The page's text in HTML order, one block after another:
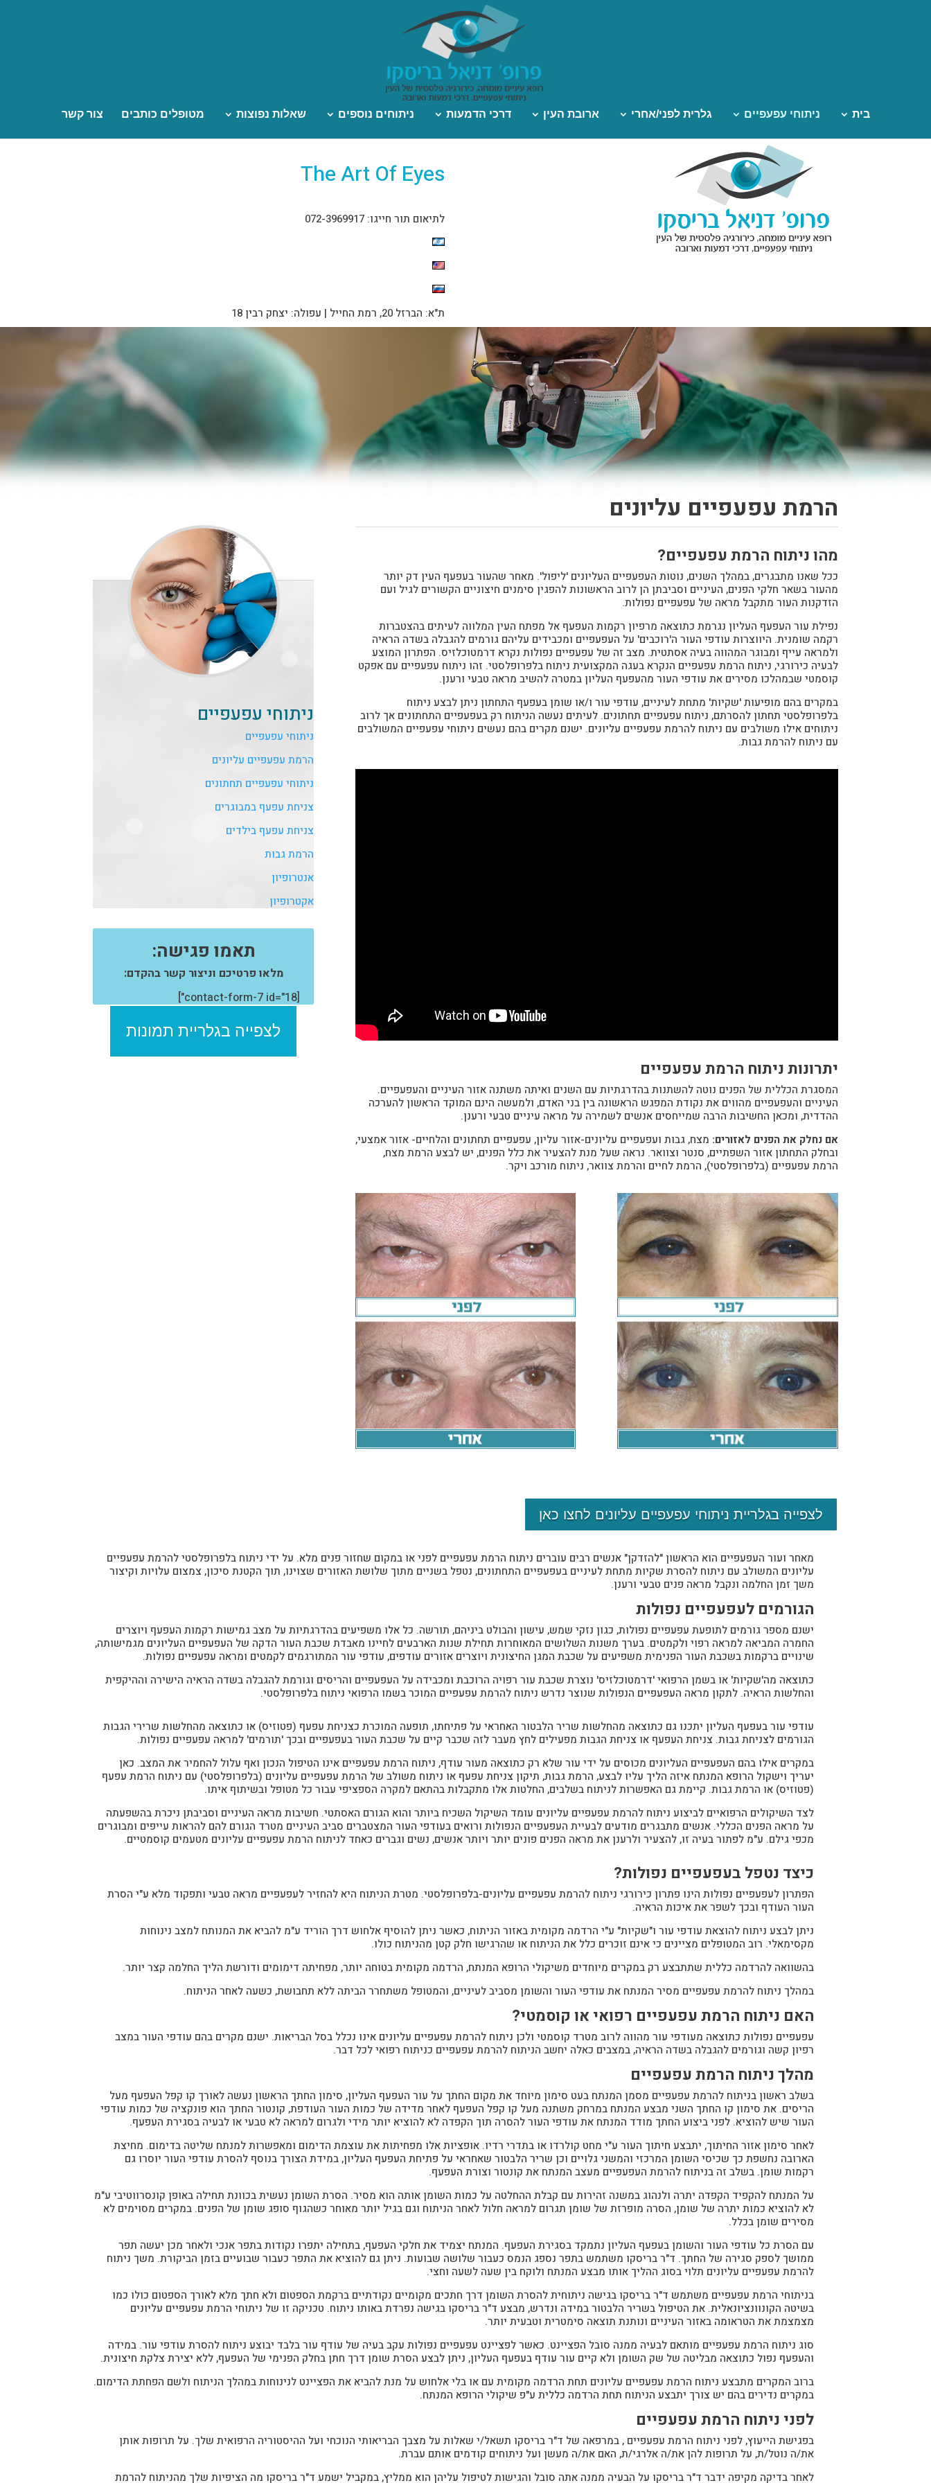
בית ניתוחי עפעפיים גלרית לפני/אחרי ארובת העין דרכי הדמעות ניתוחים נוספים שאלות נפוצות מטופלים כותבים צור קשר
The Art Of Eyes
לתיאום תור חייגו: 072-3969917
ת"א: הברזל 20, רמת החייל | עפולה: יצחק רבין 18
ניתוחי עפעפיים
ניתוחי עפעפיים
הרמת עפעפיים עליונים
ניתוחי עפעפיים תחתונים
צניחת עפעף במבוגרים
צניחת עפעף בילדים
הרמת גבות
אנטרופיון
אקטרופיון
תאמו פגישה:
מלאו פרטיכם וניצור קשר בהקדם:
[contact-form-7 id="18"]
לצפייה בגלריית תמונות
הרמת עפעפיים עליונים
מהו ניתוח הרמת עפעפיים?
ככל שאנו מתבגרים, במהלך השנים, נוטות העפעפיים העליונים 'ליפול'. מאחר שהעור בעפעף העין דק יותר
מהעור בשאר חלקי הפנים, העיניים וסביבתן הן לרוב הראשונות להפגין סימנים חיצוניים הקשורים לגיל ועם
הזדקנות העור מתקבל מראה של עפעפיים נפולות.
נפילת עור העפעף העליון נגרמת כתוצאה מרפיון רקמות העפעף אל מפתח העין המלווה לעיתים בהצטברות
רקמה שומנית. היווצרות עודפי העור ה'רוכבים' על העפעפיים ומכבידים עליהם גורמים להגבלה בשדה הראיה
ולמראה עייף ומבוגר המהווה בעיה אסתטית. מצב זה של עפעפיים נפולות נקרא דרמטוכלזיס. הפתרון המוצע
לבעיה כירורגי, ניתוח הרמת עפעפיים הנקרא בעגה המקצועית ניתוח בלפרופלסטי. זהו ניתוח עפעפיים עם אפקט
קוסמטי שבמהלכו מסירים את עודפי העור מהעפעף העליון במטרה להשיב מראה טבעי ורענן.
במקרים בהם מופיעות 'שקיות' מתחת לעיניים, עודפי עור ו/או שומן בעפעף התחתון ניתן לבצע ניתוח
בלפרופלסטי תחתון להסרתם, ניתוח עפעפיים תחתונים. לעיתים נעשה הניתוח רק בעפעפיים התחתונים אך לרוב
ניתוחים אילו משולבים עם ניתוח להרמת עפעפיים עליונים. ישנם מקרים בהם נעשים ניתוחי עפעפיים המשולבים
עם ניתוח להרמת גבות.
יתרונות ניתוח הרמת עפעפיים
המסגרת הכללית של הפנים נוטה להשתנות בהדרגתיות עם השנים ואיתה משתנה אזור העיניים והעפעפיים.
העיניים והעפעפיים מהווים את נקודת המפגש הראשונה בין בני האדם, ולמעשה הינם המוקד הראשון להערכה
ההדדית, ומכאן החשיבות הרבה שמייחסים אנשים לשמירה על מראה עיניים טבעי ורענן.
אם נחלק את הפנים לאזורים: מצח, גבות ועפעפיים עליונים-אזור עליון, עפעפיים תחתונים והלחיים- אזור אמצעי,
ובחלק התחתון אזור השפתיים, סנטר וצוואר. נראה שעל מנת להצעיר את כלל הפנים, יש לבצע הרמת מצח,
הרמת עפעפיים (בלפרופלסטי), הרמת לחיים והרמת צוואר, ניתוח מורכב ויקר.
לצפייה בגלריית ניתוחי עפעפיים עליונים לחצו כאן
מאחר ועור העפעפיים הוא הראשון "להזדקן" אנשים רבים עוברים ניתוח הרמת עפעפיים לפני או במקום שחזור פנים מלא. על ידי ניתוח בלפרופלסטי להרמת עפעפיים
עליונים המשולב עם ניתוח להסרת שקיות מתחת לעיניים בעפעפיים התחתונים, נטפל בשניים מתוך שלושת האזורים שצוינו, תוך הקטנת סיכון, צמצום עלויות וקיצור
משך זמן החלמה ונקבל מראה פנים טבעי ורענן.
הגורמים לעפעפיים נפולות
ישנם מספר גורמים לתופעת עפעפיים נפולות, כגון נזקי שמש, עישון והבולט ביניהם, תורשה. כל אלו משפיעים בהדרגתיות על מצב גמישות רקמות העפעף ויוצרים
החמרה המביאה למראה רפוי ולקמטים. בערך משנות השלושים המאוחרות תחילת שנות הארבעים לחיינו מאבדת שכבת העור הדקה של העפעפיים העליונים מגמישותה,
שינויים ברקמות בשכבת העור הפנימית משפיעים על שכבת המגן החיצונית ויוצרים אזורים עודפים, עודפי עור המתורגמים לקמטים ומראה עפעפיים נפולות.
כתוצאה מה'שקיות' או בשמן הרפואי 'דרמטוכלזיס' נוצרת שכבת עור רפויה הרוכבת ומכבידה על העפעפיים והריסים וגורמת להגבלה בשדה הראיה הישירה וההיקפית
והחלשות הראיה. לתקון מראה העפעפיים הנפולות שנוצר נדרש ניתוח להרמת עפעפיים המוכר בשמו הרפואי ניתוח בלפרופלסטי.
עודפי עור בעפעף העליון יתכנו גם כתוצאה מהחלשות שריר הלבטור האחראי על פתיחתו, תופעה המוכרת כצניחת עפעף (פטוזיס) או כתוצאה מהחלשות שרירי הגבות
הגורמים לצניחת גבות. צניחת העפעף או צניחת הגבות מפעילים לחץ מעבר לזה שכבר קיים על שכבת העור בעפעפיים ובכך 'תורמים' למראה עפעפיים נפולות.
במקרים אילו בהם העפעפיים העליונים מכוסים על ידי עור שלא רק כתוצאה מעור עודף, ניתוח הרמת עפעפיים אינו הטיפול הנכון ואף עלול להחמיר את המצב. כאן
יעריך וישקול הרופא המנתח איזה הליך עליו לבצע, הרמת גבות, תיקון צניחת עפעף או ניתוח משולב של הרמת עפעפיים עליונים (בלפרופלסטי) עם ניתוח הרמת עפעף
(פטוזיס) או הרמת גבות. קיימת גם האפשרות לניתוח בשלבים, החלטות אלו מתקבלות בהתאם למקרה הספציפי עבור כל מטופל ובשיתוף איתו.
לצד השיקולים הרפואיים לביצוע ניתוח להרמת עפעפיים עליונים עומד השיקול השכיח ביותר והוא הגורם האסתטי. חשיבות מראה העיניים וסביבתן ניכרת בהשפעתה
על מראה הפנים הכללי. אנשים מתבגרים מודעים לבעיית העפעפיים הנפולות ורואים בעודפי העור המצטברים סביב העיניים מטרד הגורם להם להראות עייפים ומבוגרים
מכפי גילם. ע"מ לפתור בעיה זו, להצעיר ולרענן את מראה הפנים פונים יותר ויותר אנשים, נשים וגברים כאחד לניתוח הרמת עפעפיים עליונים מטעמים קוסמטיים.
כיצד נטפל בעפעפיים נפולות?
הפתרון לעפעפיים נפולות הינו פתרון כירורגי ניתוח להרמת עפעפיים עליונים-בלפרופלסטי. מטרת הניתוח היא להחזיר לעפעפיים מראה טבעי ותפקוד מלא ע"י הסרת
העור העודף ובכך לשפר את איכות הראיה.
ניתן לבצע ניתוח להוצאת עודפי עור ו"שקיות" ע"י הרדמה מקומית באזור הניתוח, כאשר ניתן להוסיף אלחוש דרך הוריד ע"מ להביא את המנותח למצב נינוחות
מקסימאלי. רוב המטופלים מציינים כי אינם זוכרים כלל את הניתוח או שהרגישו חלק קטן מהניתוח כולו.
בהשוואה להרדמה כללית שתתבצע רק במקרים מיוחדים משיקולי הרופא המנתח, הרדמה מקומית בטוחה יותר, מפחיתה דימומים ודורשת הליך החלמה קצר יותר.
במהלך ניתוח להרמת עפעפיים מסיר המנתח את עודפי העור והשומן מסביב לעיניים, והמטופל משתחרר הביתה ללא תחבושת, כשעה לאחר הניתוח.
האם ניתוח הרמת עפעפיים רפואי או קוסמטי?
עפעפיים נפולות כתוצאה מעודפי עור מהווה לרוב מטרד קוסמטי ולכן ניתוח להרמת עפעפיים עליונים אינו נכלל בסל הבריאות. ישנם מקרים בהם עודפי העור במצב
רפיון קשה וגורמים להגבלה בשדה הראיה, במצבים כאלה יחשב הניתוח להרמת עפעפיים כניתוח רפואי לכל דבר.
מהלך ניתוח הרמת עפעפיים
בשלב ראשון בניתוח להרמת עפעפיים מסמן המנתח בעט סימון מיוחד את מקום החתך על עור העפעף העליון, סימון החתך הראשון נעשה לאורך קו קפל העפעף מעל
הריסים. את סימון קו החתך השני מבצע המנתח במרחק משתנה מעל קו קפל העפעף לאחר מדידה של כמות העור העודפת, קונטור החתך הוא פונקציה של כמות עודפי
העור שיש להוציא. לפני ביצוע החתך מודד המנתח את עודפי העור להסרה תוך הקפדה לא להוציא יותר מידי ולגרום למראה לא טבעי או לבעיה בסגירת העפעף.
לאחר סימון אזור החיתוך, יתבצע חיתוך העור ע"י מחט קולרדו או בתדרי רדיו. אופציות אלו מפחיתות את עוצמת הדימום ומאפשרות למנתח שליטה בדימום. מחיצת
הארובה נחשפת כך שכיסי השומן המרכזי והמשני גלויים וכן שריר הלבטור שאחראי על פתיחת העפעף העליון, במידת הצורך בנוסף להסרת עודפי העור יוסרו גם
רקמות שומן. בשלב זה בניתוח להרמת העפעפיים מעצב המנתח את קונטור וצורת העפעף.
על המנתח להקפיד הקפדה יתרה ולנהוג במשנה זהירות עם קבלת ההחלטה על כמות השומן אותה הוא מסיר. הסרת השומן נעשית בכוונת תחילה באופן קונסרווטיבי ע"מ
לא להוציא כמות יתרה של שומן, הסרה מופרזת של שומן תגרום למראה חלול לאחר הניתוח וגם בגיל יותר מאוחר כשהגוף סופג שומן של הפנים. במקרים מסוימים לא
מסירים שומן בכלל.
עם הסרת כל עודפי העור והשומן בעפעף העליון נתמקד בסגירת העפעף. המנתח יצמיד את חלקי העפעף, בתחילה יתפרו נקודות בתפר אנכי ולאחר מכן יעשה תפר
ממושך לספק סגירה של החתך. ד"ר בריסקו משתמש בתפר נספג הנמס כעבור שלושה שבועות. ניתן גם להוציא את התפר כעבור שבועיים בזמן הביקורת. משך ניתוח
להרמת עפעפיים עליונים תלוי בסוג ההליך אותו מבצע המנתח ולוקח בין שעה לשעה וחצי.
בניתוחי הרמת עפעפיים משתמש ד"ר בריסקו בגישה ניתוחית להסרת השומן דרך חתכים מקומיים נקודתיים ברקמת הספטום ולא חתך מלא לאורך הספטום כולו כמו
בשיטה הקונוונציונאלית. את הטיפול בשריר הלבטור במידה ונדרש, מבצע ד"ר בריסקו בגישה נפרדת באותו ניתוח. טכניקה זו של ניתוחי הרמת עפעפיים עליונים
מצמצמת את הטראומה באזור העיניים ונותנת תוצאה סימטרית וטבעית יותר.
סוג ניתוח הרמת עפעפיים מותאם לבעיה ממנה סובל הפציינט. כאשר לפציינט עפעפיים נפולות עקב בעיה של עודף עור בלבד יבוצע ניתוח להסרת עודפי עור. במידה
והעפעף נפול כתוצאה מבליטה של שק השומן ולא קיים עור עודף בעפעף העליון, ניתן לבצע הסרת שומן דרך חתן בחלק הפנימי של העפעף, ללא יצירת צלקת חיצונית.
ברוב המקרים מתבצע ניתוח הרמת עפעפיים עליונים תחת הרדמה מקומית עם או בלי אלחוש על מנת להביא את הפציינט לנינוחות במהלך הניתוח ולשם הפחתת הדימום.
במקרים נדירים בהם יש צורך יתבצע הניתוח תחת הרדמה כללית ע"פ שיקולי הרופא המנתח.
לפני ניתוח הרמת עפעפיים
בפגישת הייעוץ, לפני ניתוח הרמת עפעפיים , במרפאה של ד"ר בריסקו תשאל/י שאלות על מצבך הבריאותי הנוכחי ועל ההיסטוריה הרפואית שלך. על תרופות אותן
את/ה נוטל/ת, על תרופות להן את/ה אלרגי/ת, האם את/ה מעשן ועל ניתוחים קודמים אותם עברת.
לאחר בדיקה מקיפה ידבר ד"ר בריסקו על הבעיה ממנה אתה סובל והגישות לטיפול עליהן הוא ממליץ, במקביל ישמע ד"ר בריסקו מה הציפיות שלך מהניתוח להרמת